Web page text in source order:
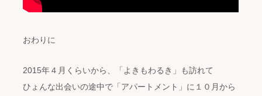
おわりに
2015年４月くらいから、「よきもわるき」も訪れて
ひょんな出会いの途中で「アパートメント」に１０月から